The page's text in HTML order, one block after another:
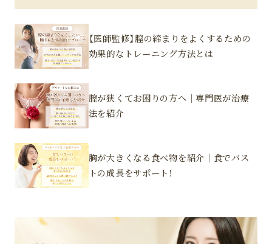
【医師監修】膣の締まりをよくするための
効果的なトレーニング方法とは
膣が狭くてお困りの方へ｜専門医が治療
法を紹介
胸が大きくなる食べ物を紹介｜食でバス
トの成長をサポート！